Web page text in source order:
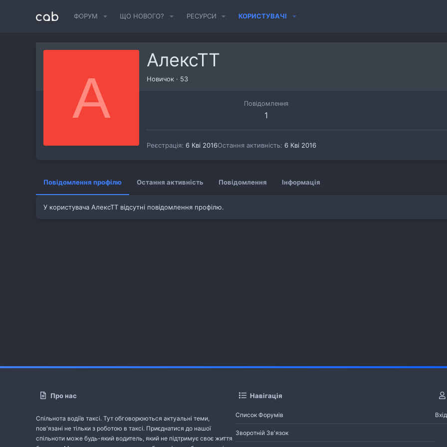
ФОРУМ ЩО НОВОГО? РЕСУРСИ КОРИСТУВАЧІ
А
АлексТТ
Новичок · 53
Повідомлення
1
Реєстрація 6 Кві 2016Остання активність 6 Кві 2016
Повідомлення профілю Остання активність Повідомлення Інформація
У користувача АлексТТ відсутні повідомлення профілю.
Про нас
Спільнота водіїв таксі. Тут обговорюються актуальні теми,
пов'язані не тільки з роботою в таксі. Приєднатися до нашої
спільноти може будь-який водитель, який не підтримує своє життя
Навігація
Список Форумів
Зворотній Зв'язок
Вхід